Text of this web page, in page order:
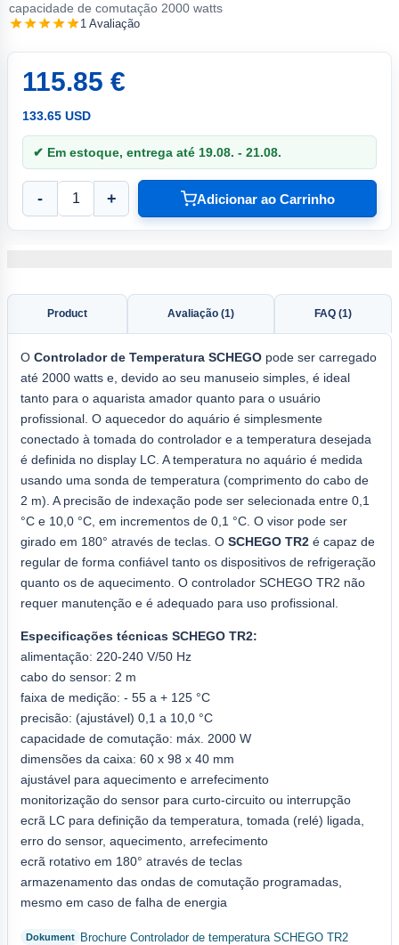
capacidade de comutação 2000 watts
1 Avaliação
115.85 €
133.65 USD
✔ Em estoque, entrega até 19.08. - 21.08.
- + Adicionar ao Carrinho
Product Avaliação (1) FAQ (1)
O Controlador de Temperatura SCHEGO pode ser carregado
até 2000 watts e, devido ao seu manuseio simples, é ideal
tanto para o aquarista amador quanto para o usuário
profissional. O aquecedor do aquário é simplesmente
conectado à tomada do controlador e a temperatura desejada
é definida no display LC. A temperatura no aquário é medida
usando uma sonda de temperatura (comprimento do cabo de
2 m). A precisão de indexação pode ser selecionada entre 0,1
°C e 10,0 °C, em incrementos de 0,1 °C. O visor pode ser
girado em 180° através de teclas. O SCHEGO TR2 é capaz de
regular de forma confiável tanto os dispositivos de refrigeração
quanto os de aquecimento. O controlador SCHEGO TR2 não
requer manutenção e é adequado para uso profissional.
Especificações técnicas SCHEGO TR2:
alimentação: 220-240 V/50 Hz
cabo do sensor: 2 m
faixa de medição: - 55 a + 125 °C
precisão: (ajustável) 0,1 a 10,0 °C
capacidade de comutação: máx. 2000 W
dimensões da caixa: 60 x 98 x 40 mm
ajustável para aquecimento e arrefecimento
monitorização do sensor para curto-circuito ou interrupção
ecrã LC para definição da temperatura, tomada (relé) ligada,
erro do sensor, aquecimento, arrefecimento
ecrã rotativo em 180° através de teclas
armazenamento das ondas de comutação programadas,
mesmo em caso de falha de energia
Brochure Controlador de temperatura SCHEGO TR2